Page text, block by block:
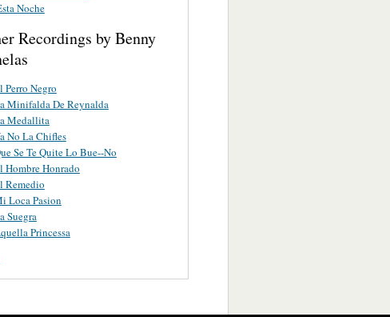
Noche
Recordings by Benny
Perro Negro
Minifalda De Reynalda
Medallita
No La Chifles
Se Te Quite Lo Bue--No
Hombre Honrado
Remedio
Loca Pasion
Suegra
Princessa